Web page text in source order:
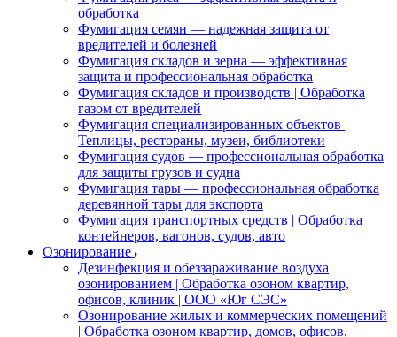
обработка
Фумигация семян — надежная защита от
вредителей и болезней
Фумигация складов и зерна — эффективная
защита и профессиональная обработка
Фумигация складов и производств | Обработка
газом от вредителей
Фумигация специализированных объектов |
Теплицы, рестораны, музеи, библиотеки
Фумигация судов — профессиональная обработка
для защиты грузов и судна
Фумигация тары — профессиональная обработка
деревянной тары для экспорта
Фумигация транспортных средств | Обработка
контейнеров, вагонов, судов, авто
Озонирование
Дезинфекция и обеззараживание воздуха
озонированием | Обработка озоном квартир,
офисов, клиник | ООО «Юг СЭС»
Озонирование жилых и коммерческих помещений
| Обработка озоном квартир, домов, офисов,